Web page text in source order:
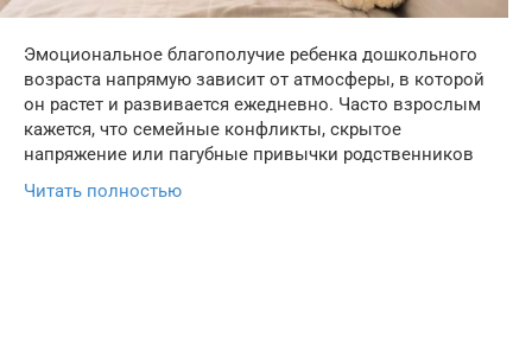
Эмоциональное благополучие ребенка дошкольного
возраста напрямую зависит от атмосферы, в которой
он растет и развивается ежедневно. Часто взрослым
кажется, что семейные конфликты, скрытое
напряжение или пагубные привычки родственников
Читать полностью